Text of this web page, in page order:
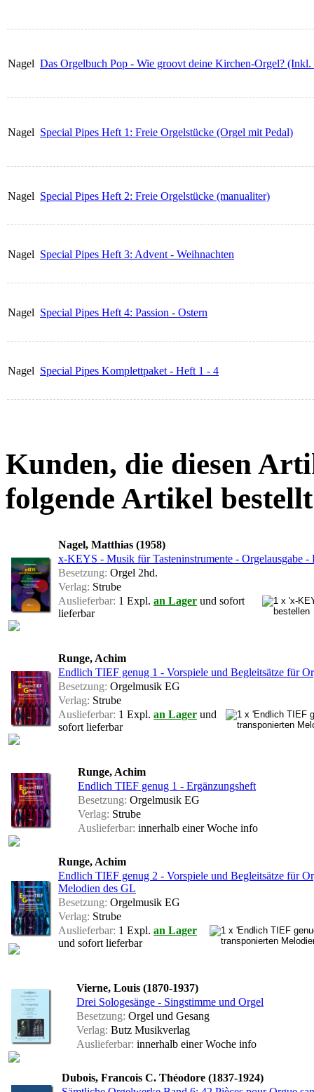
Nagel Das Orgelbuch Pop - Wie groovt deine Kirchen-Orgel?
Nagel Special Pipes Heft 1: Freie Orgelstücke (Orgel mit Pedal)
Nagel Special Pipes Heft 2: Freie Orgelstücke (manualiter)
Nagel Special Pipes Heft 3: Advent - Weihnachten
Nagel Special Pipes Heft 4: Passion - Ostern
Nagel Special Pipes Komplettpaket - Heft 1 - 4
Kunden, die diesen
folgende Artikel
Nagel, Matthias (1958)
x-KEYS - Musik für Tasteninstrumente -
Besetzung: Orgel 2hd.
Verlag: Strube
Auslieferbar: 1 Expl. an Lager und sofort
lieferbar
Runge, Achim
Endlich TIEF genug 1 - Vorspiele und Begleitsätze für
Besetzung: Orgelmusik EG
Verlag: Strube
Auslieferbar: 1 Expl. an Lager und
sofort lieferbar
Runge, Achim
Endlich TIEF genug 1 - Ergänzungsheft
Besetzung: Orgelmusik EG
Verlag: Strube
Auslieferbar: innerhalb einer Woche info
Runge, Achim
Endlich TIEF genug 2 - Vorspiele und Begleitsätze für
Melodien des GL
Besetzung: Orgelmusik EG
Verlag: Strube
Auslieferbar: 1 Expl. an Lager
und sofort lieferbar
Vierne, Louis (1870-1937)
Drei Sologesänge - Singstimme und Orgel
Besetzung: Orgel und Gesang
Verlag: Butz Musikverlag
Auslieferbar: innerhalb einer Woche info
Dubois, Francois C. Théodore (1837-1924)